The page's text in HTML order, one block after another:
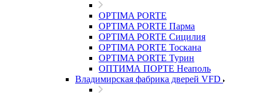
OPTIMA PORTE
OPTIMA PORTE Парма
OPTIMA PORTE Сицилия
OPTIMA PORTE Тоскана
OPTIMA PORTE Турин
ОПТИМА ПОРТЕ Неаполь
Владимирская фабрика дверей VFD